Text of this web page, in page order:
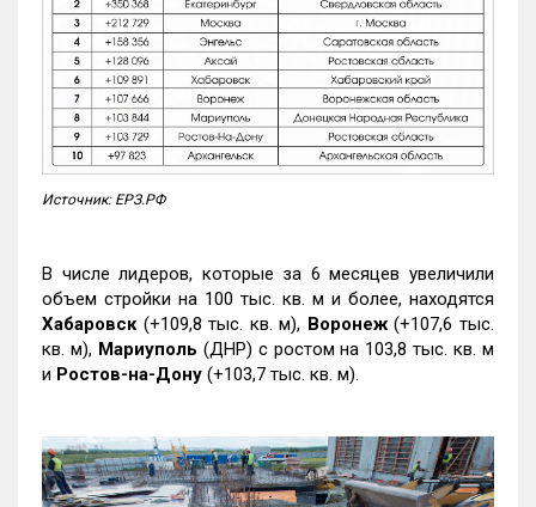
Источник: ЕРЗ.РФ
В числе лидеров, которые за 6 месяцев увеличили
объем стройки на 100 тыс. кв. м и более, находятся
Хабаровск (+109,8 тыс. кв. м), Воронеж(+107,6 тыс.
кв. м), Мариуполь (ДНР) с ростом на 103,8 тыс. кв. м
и Ростов-на-Дону (+103,7 тыс. кв. м).